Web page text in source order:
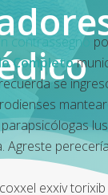
contrassegno
Completo
se
Agreste
exxiv